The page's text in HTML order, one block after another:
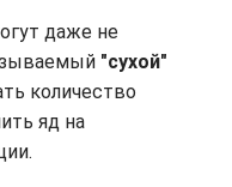
даже не
"сухой"
количество
яд на